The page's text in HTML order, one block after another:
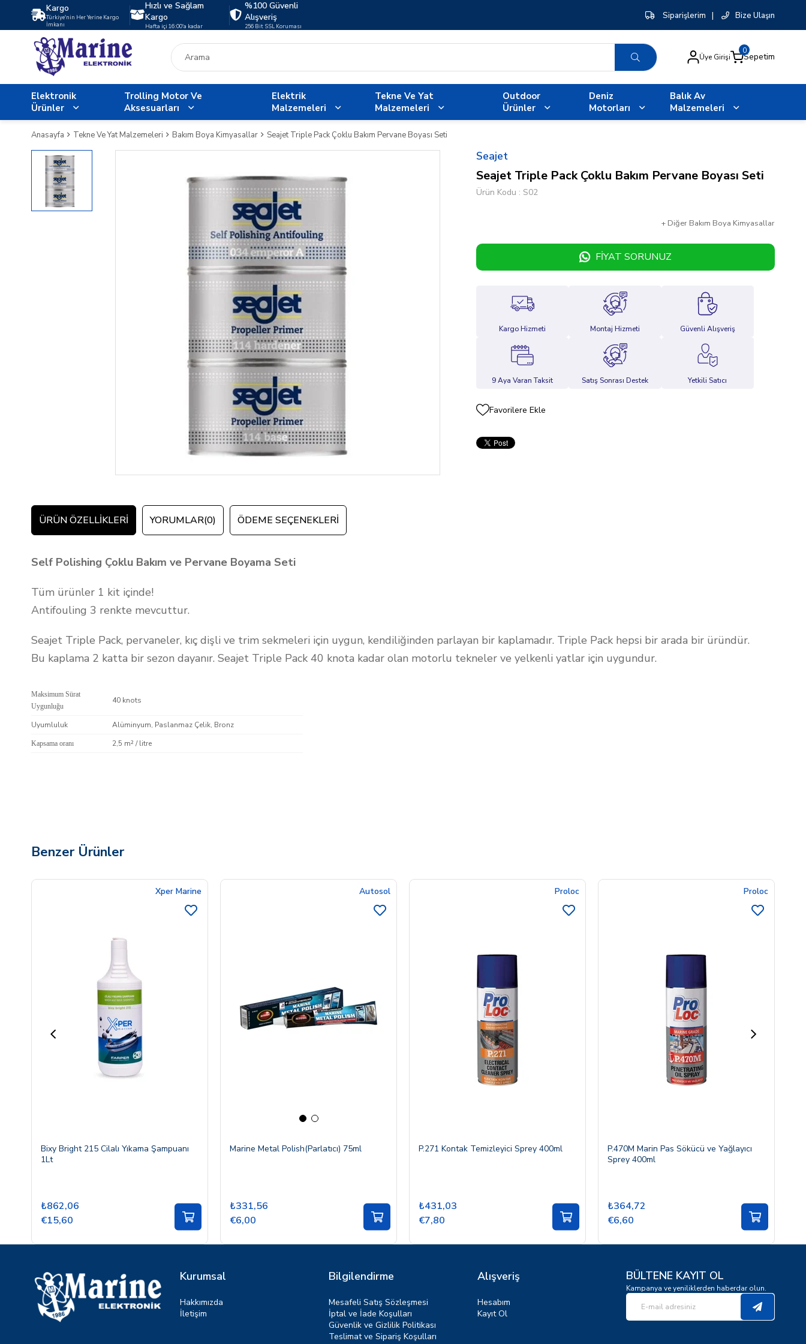
Kargo
Türkiye'nin Her Yerine Kargo
İmkanı
Hızlı ve Sağlam
Kargo
Hafta içi 16:00'a kadar
%100 Güvenli
Alışveriş
256 Bit SSL Koruması
Siparişlerim | Bize Ulaşın
Üye Girişi Sepetim
0
Elektronik
Ürünler
Trolling Motor Ve
Aksesuarları
Elektrik
Malzemeleri
Tekne Ve Yat
Malzemeleri
Outdoor
Ürünler
Deniz
Motorları
Balık Av
Malzemeleri
Anasayfa Tekne Ve Yat Malzemeleri Bakım Boya Kimyasallar Seajet Triple Pack Çoklu Bakım Pervane Boyası Seti
Seajet
Seajet Triple Pack Çoklu Bakım Pervane Boyası Seti
Ürün Kodu S02
+ Diğer Bakım Boya Kimyasallar
FIYAT SORUNUZ
Kargo Hizmeti Montaj Hizmeti Güvenli Alışveriş
9 Aya Varan Taksit Satış Sonrası Destek Yetkili Satıcı
Favorilere Ekle
ÜRÜN ÖZELLIKLERI YORUMLAR(0) ÖDEME SEÇENEKLERI
Self Polishing Çoklu Bakım ve Pervane Boyama Seti
Tüm ürünler 1 kit içinde!
Antifouling 3 renkte mevcuttur.
Seajet Triple Pack, pervaneler, kıç dişli ve trim sekmeleri için uygun, kendiliğinden parlayan bir kaplamadır. Triple Pack hepsi bir arada bir üründür.
Bu kaplama 2 katta bir sezon dayanır. Seajet Triple Pack 40 knota kadar olan motorlu tekneler ve yelkenli yatlar için uygundur.
Maksimum Sürat
Uygunluğu
40 knots
Uyumluluk Alüminyum, Paslanmaz Çelik, Bronz
Kapsama oranı 2,5 m² / litre
Benzer Ürünler
Xper Marine
Bixy Bright 215 Cilalı Yıkama Şampuanı
1Lt
₺862,06
€15,60
Autosol
Marine Metal Polish(Parlatıcı) 75ml
₺331,56
€6,00
Proloc
P.271 Kontak Temizleyici Sprey 400ml
₺431,03
€7,80
Proloc
P.470M Marin Pas Sökücü ve Yağlayıcı
Sprey 400ml
₺364,72
€6,60
Kurumsal
Hakkımızda
İletişim
Bilgilendirme
Mesafeli Satış Sözleşmesi
İptal ve İade Koşulları
Güvenlik ve Gizlilik Politikası
Teslimat ve Sipariş Koşulları
Alışveriş
Hesabım
Kayıt Ol
BÜLTENE KAYIT OL
Kampanya ve yeniliklerden haberdar olun.